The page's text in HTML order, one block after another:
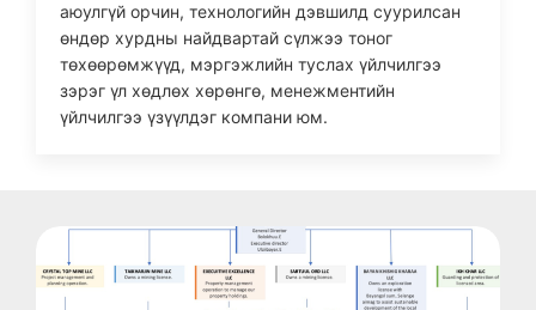
аюулгүй орчин, технологийн дэвшилд суурилсан
өндөр хурдны найдвартай сүлжээ тоног
төхөөрөмжүүд, мэргэжлийн туслах үйлчилгээ
зэрэг үл хөдлөх хөрөнгө, менежментийн
үйлчилгээ үзүүлдэг компани юм.